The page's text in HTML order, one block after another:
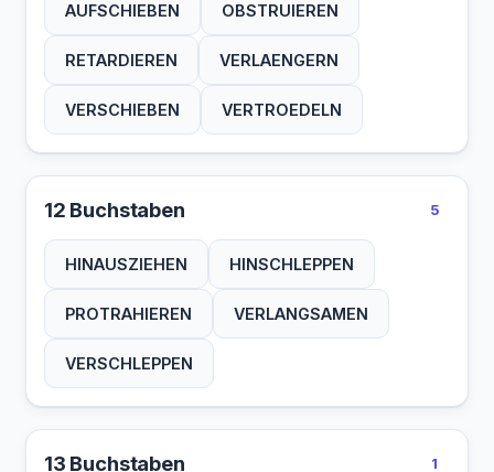
AUFSCHIEBEN OBSTRUIEREN
RETARDIEREN VERLAENGERN
VERSCHIEBEN VERTROEDELN
12 Buchstaben 5
HINAUSZIEHEN HINSCHLEPPEN
PROTRAHIEREN VERLANGSAMEN
VERSCHLEPPEN
13 Buchstaben 1